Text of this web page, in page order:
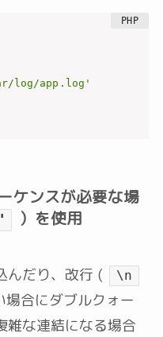
log/app.log'
ケンスが必要な場
）を使用
んだり、改行 ( \n
場合にダブルクォー
雑な連結になる場合